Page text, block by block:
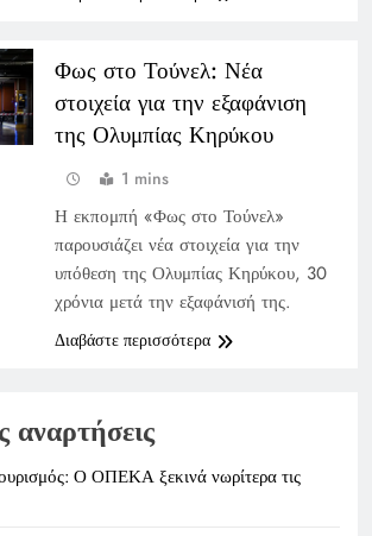
Φως στο Τούνελ: Νέα
στοιχεία για την εξαφάνιση
της Ολυμπίας Κηρύκου
1 mins
Η εκπομπή «Φως στο Τούνελ»
παρουσιάζει νέα στοιχεία για την
υπόθεση της Ολυμπίας Κηρύκου, 30
χρόνια μετά την εξαφάνισή της.
Διαβάστε περισσότερα
Ο ΟΠΕΚΑ ξεκινά νωρίτερα τις